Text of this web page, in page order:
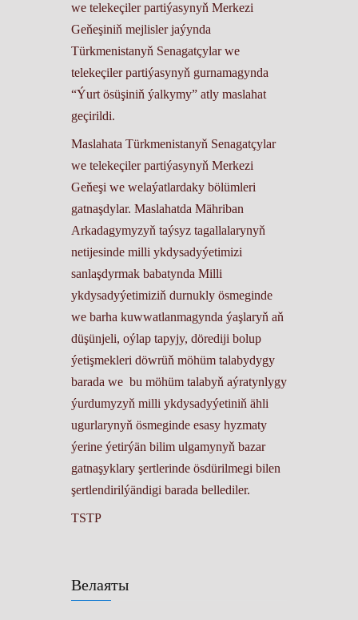
Велаяты
we telekeçiler partiýasynyň Merkezi
Geňeşiniň mejlisler jaýynda
Türkmenistanyň Senagatçylar we
telekeçiler partiýasynyň gurnamagynda
“Ýurt ösüşiniň ýalkymy” atly maslahat
geçirildi.
Maslahata Türkmenistanyň Senagatçylar
we telekeçiler partiýasynyň Merkezi
Geňeşi we welaýatlardaky bölümleri
gatnaşdylar. Maslahatda Mähriban
Arkadagymyzyň taýsyz tagallalarynyň
netijesinde milli ykdysadyýetimizi
sanlaşdyrmak babatynda Milli
ykdysadyýetimiziň durnukly ösmeginde
we barha kuwwatlanmagynda ýaşlaryň aň
düşünjeli, oýlap tapyjy, dörediji bolup
ýetişmekleri döwrüň möhüm talabydygy
barada we bu möhüm talabyň aýratynlygy
ýurdumyzyň milli ykdysadyýetiniň ähli
ugurlarynyň ösmeginde esasy hyzmaty
ýerine ýetirýän bilim ulgamynyň bazar
gatnaşyklary şertlerinde ösdürilmegi bilen
şertlendirilýändigi barada bellediler.
TSTP